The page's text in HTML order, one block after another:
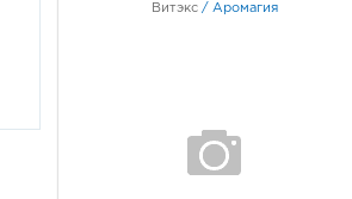
Витэкс / Аромагия